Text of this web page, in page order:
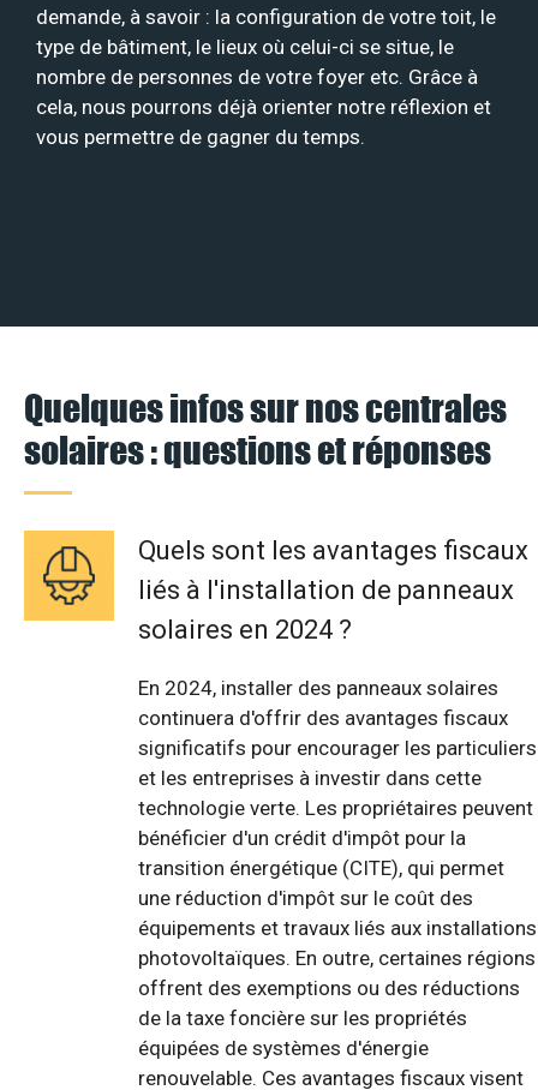
demande, à savoir : la configuration de votre toit, le
type de bâtiment, le lieux où celui-ci se situe, le
nombre de personnes de votre foyer etc. Grâce à
cela, nous pourrons déjà orienter notre réflexion et
vous permettre de gagner du temps.
Quelques infos sur nos centrales
solaires : questions et réponses
Quels sont les avantages fiscaux
liés à l'installation de panneaux
solaires en 2024 ?
En 2024, installer des panneaux solaires
continuera d'offrir des avantages fiscaux
significatifs pour encourager les particuliers
et les entreprises à investir dans cette
technologie verte. Les propriétaires peuvent
bénéficier d'un crédit d'impôt pour la
transition énergétique (CITE), qui permet
une réduction d'impôt sur le coût des
équipements et travaux liés aux installations
photovoltaïques. En outre, certaines régions
offrent des exemptions ou des réductions
de la taxe foncière sur les propriétés
équipées de systèmes d'énergie
renouvelable. Ces avantages fiscaux visent